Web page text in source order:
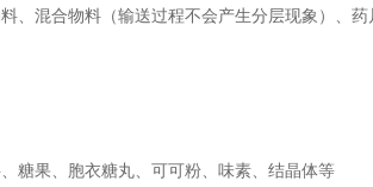
、混合物料（输送过程不会产生分层现象）、
糖果、胞衣糖丸、可可粉、味素、结晶体等